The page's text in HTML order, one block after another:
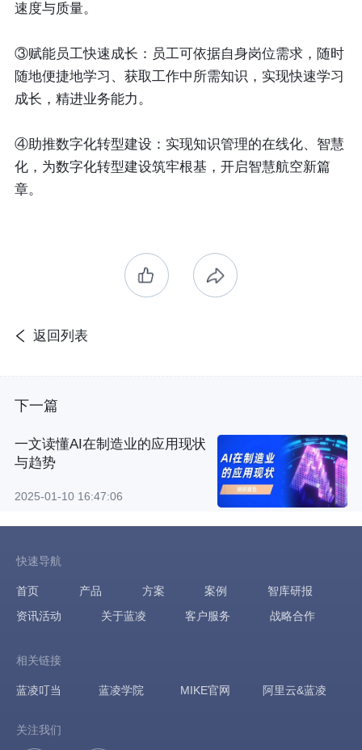
速度与质量。
③赋能员工快速成长 ：员工可依据自身岗位需求，随时
随地便捷地学习、获取工作中所需知识，实现快速学习
成长，精进业务能力。
④助推数字化转型建设 ：实现知识管理的在线化、智慧
化，为数字化转型建设筑牢根基，开启智慧航空新篇
章。
返回列表
下一篇
一文读懂AI在制造业的应用现状
与趋势
2025-01-10 16:47:06
快速导航
首页 产品 方案 案例
智库研报
资讯活动
关于蓝凌 客户服务 战略合作
相关链接
蓝凌叮当 蓝凌学院 MIKE官网 阿里云&蓝凌
关注我们